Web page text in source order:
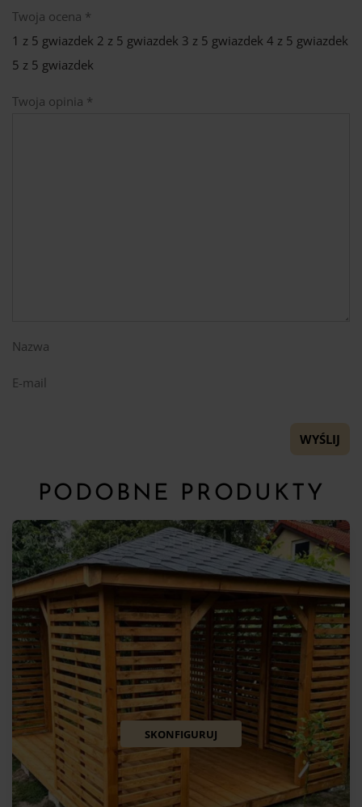
Twoja ocena *
1 z 5 gwiazdek 2 z 5 gwiazdek 3 z 5 gwiazdek 4 z 5 gwiazdek
5 z 5 gwiazdek
Twoja opinia *
Nazwa
E-mail
PODOBNE PRODUKTY
SKONFIGURUJ